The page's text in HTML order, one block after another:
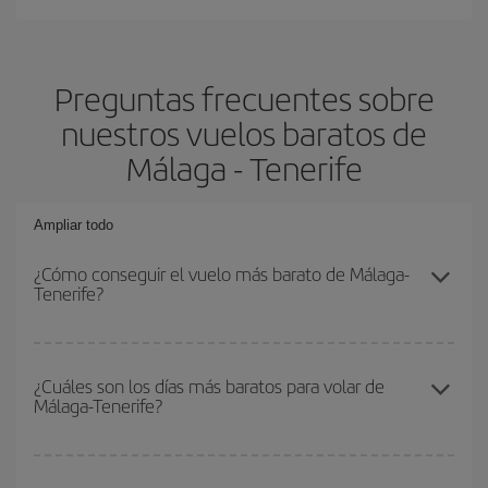
Preguntas frecuentes sobre
nuestros vuelos baratos de
Málaga - Tenerife
Ampliar todo
¿Cómo conseguir el vuelo más barato de Málaga-
Tenerife?
conseguir el vuelo más barato si evitas temporadas altas,
compras con antelación y puedes ser flexible con las fechas y
¿Cuáles son los días más baratos para volar de
Málaga-Tenerife?